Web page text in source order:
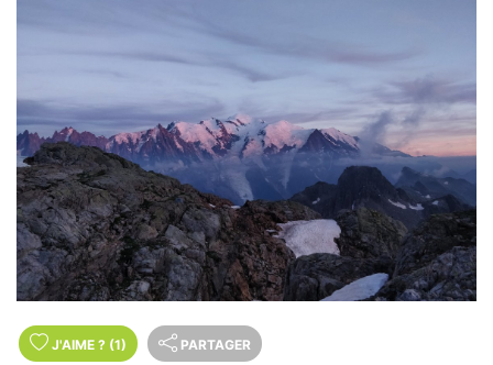
J'AIME ? (1) PARTAGER